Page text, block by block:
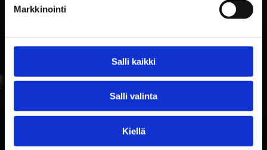
Markkinointi
Salli kaikki
Salli valinta
Kiellä
PRENUMERERA PÅ RAKETTITUKKU
NYHETSBREV